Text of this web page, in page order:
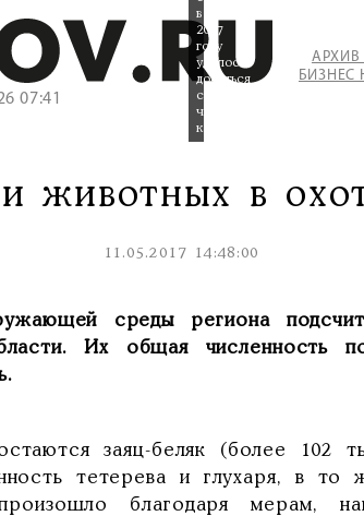
07:41
АРХИВ
БИЗНЕС
в
2017
году
удалось
добиться
снижения
численности
кабана.
животных в
11.05.2017 14:48:00
среды региона
Их общая численность
заяц-беляк (более 102
тетерева и глухаря, в то
благодаря мерам,